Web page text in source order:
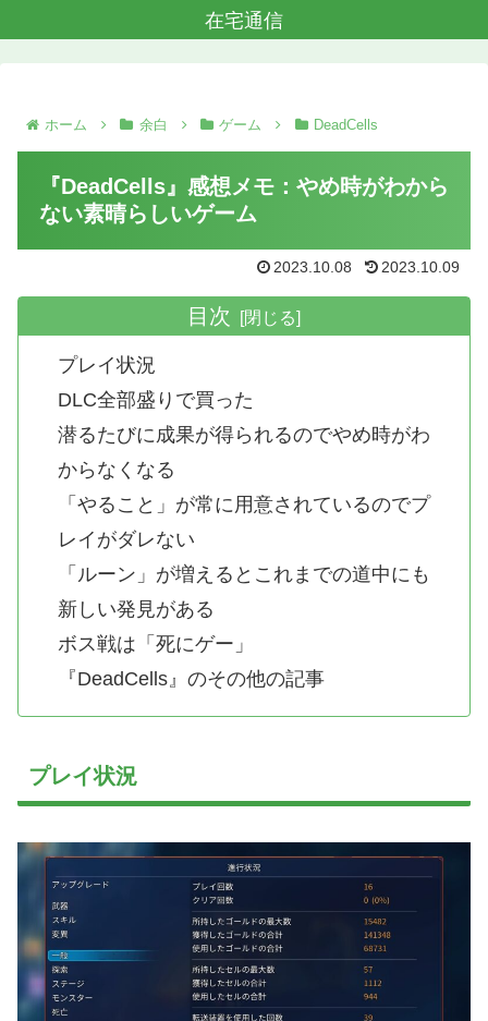
在宅通信
ホーム 余白 ゲーム DeadCells
『DeadCells』感想メモ：やめ時がわから
ない素晴らしいゲーム
2023.10.08 2023.10.09
目次
プレイ状況
DLC全部盛りで買った
潜るたびに成果が得られるのでやめ時がわ
からなくなる
「やること」が常に用意されているのでプ
レイがダレない
「ルーン」が増えるとこれまでの道中にも
新しい発見がある
ボス戦は「死にゲー」
『DeadCells』のその他の記事
プレイ状況